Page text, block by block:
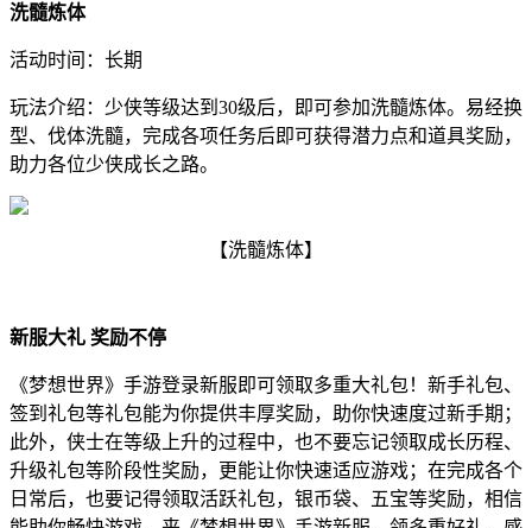
洗髓炼体
活动时间：长期
玩法介绍：少侠等级达到30级后，即可参加洗髓炼体。易经换
型、伐体洗髓，完成各项任务后即可获得潜力点和道具奖励，
助力各位少侠成长之路。
【洗髓炼体】
新服大礼 奖励不停
《梦想世界》手游登录新服即可领取多重大礼包！新手礼包、
签到礼包等礼包能为你提供丰厚奖励，助你快速度过新手期；
此外，侠士在等级上升的过程中，也不要忘记领取成长历程、
升级礼包等阶段性奖励，更能让你快速适应游戏；在完成各个
日常后，也要记得领取活跃礼包，银币袋、五宝等奖励，相信